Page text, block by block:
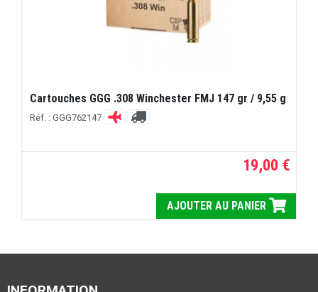
Cartouches GGG .308 Winchester FMJ 147 gr / 9,55 g
Réf. : GGG762147
19,00 €
AJOUTER AU PANIER